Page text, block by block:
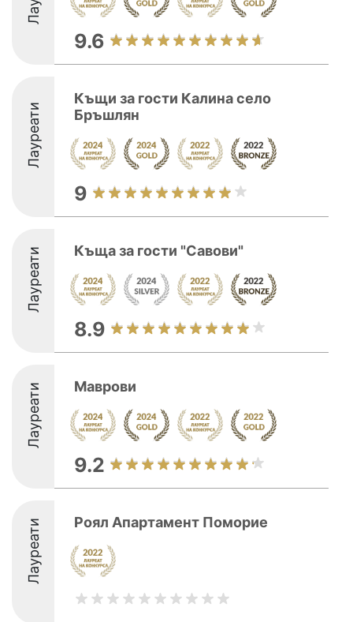
9.6
Лауреати
Къщи за гости Калина село
Бръшлян
9
Лауреати Къща за гости "Савови"
8.9
Лауреати Маврови
9.2
Лауреати Роял Апартамент Поморие